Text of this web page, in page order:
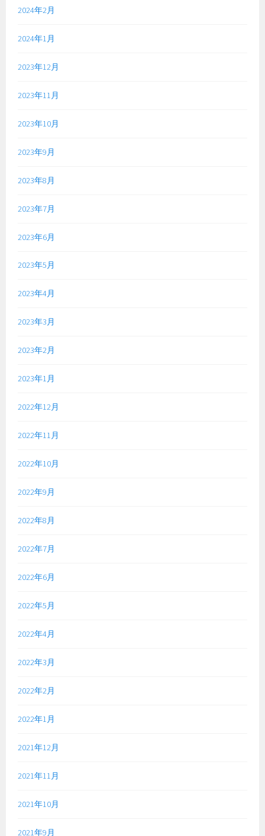
2024年2月
2024年1月
2023年12月
2023年11月
2023年10月
2023年9月
2023年8月
2023年7月
2023年6月
2023年5月
2023年4月
2023年3月
2023年2月
2023年1月
2022年12月
2022年11月
2022年10月
2022年9月
2022年8月
2022年7月
2022年6月
2022年5月
2022年4月
2022年3月
2022年2月
2022年1月
2021年12月
2021年11月
2021年10月
2021年9月